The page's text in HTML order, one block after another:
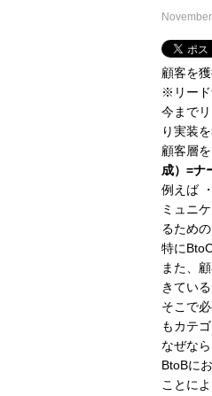
顧客を
※リード
今まで
り実装
顧客層
成）=ナ
例えば
ミュニ
るため
特に
また、
きている
そこで
もカテ
なぜな
BtoBに
ことに